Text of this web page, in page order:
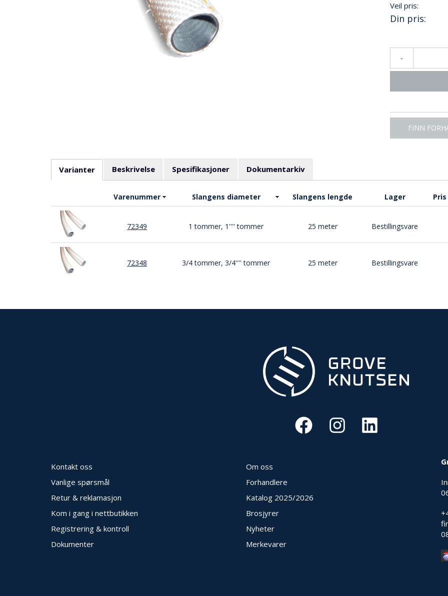
Veil pris:
Din pris:
-
FINN
Varianter Beskrivelse Spesifikasjoner Dokumentarkiv
Varenummer Slangens diameter Slangens lengde Lager Pris
72349 1 tommer, 1'''' tommer 25 meter Bestillingsvare
72348 3/4 tommer, 3/4'''' tommer 25 meter Bestillingsvare
Kontakt oss
Vanlige spørsmål
Retur & reklamasjon
Kom i gang i nettbutikken
Registrering & kontroll
Dokumenter
Om oss
Forhandlere
Katalog 2025/2026
Brosjyrer
Nyheter
Merkevarer